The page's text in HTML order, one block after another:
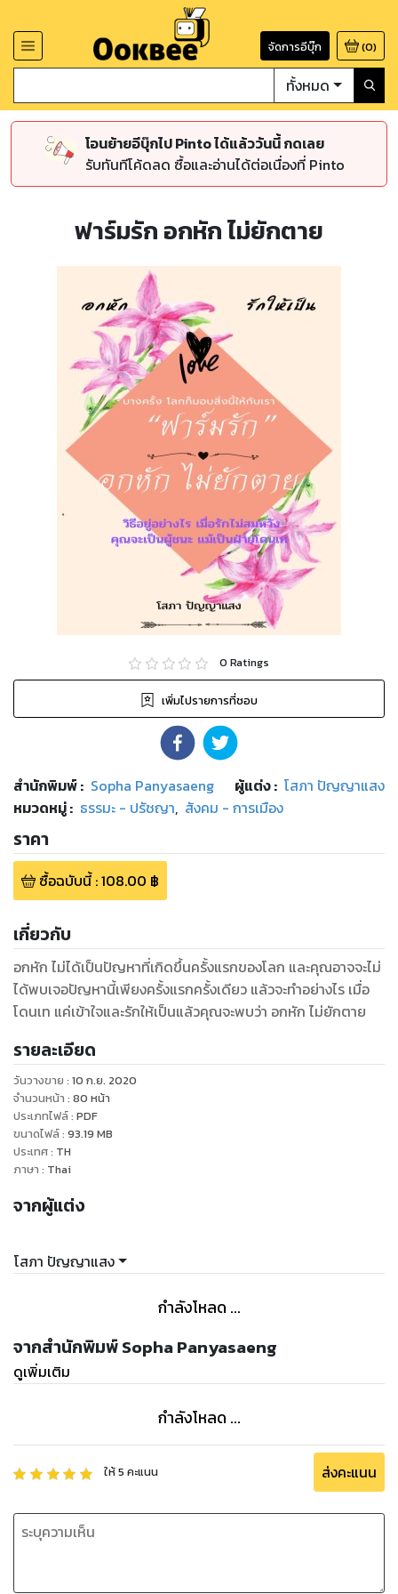
จัดการอีบุ๊ก (0)
ทั้งหมด
โอนย้ายอีบุ๊กไป Pinto ได้แล้ววันนี้ กดเลย
รับทันทีโค้ดลด ซื้อและอ่านได้ต่อเนื่องที่ Pinto
ฟาร์มรัก อกหัก ไม่ยักตาย
0 Ratings
เพิ่มไปรายการที่ชอบ
สำนักพิมพ์: Sopha Panyasaeng ผู้แต่ง : โสภา ปัญญาแสง
หมวดหมู่: ธรรมะ - ปรัชญา, สังคม - การเมือง
ราคา
ซื้อฉบับนี้:108.00 ฿
เกี่ยวกับ
อกหัก ไม่ได้เป็นปัญหาที่เกิดขึ้นครั้งแรกของโลก และคุณอาจจะไม่
ได้พบเจอปัญหานี้เพียงครั้งแรกครั้งเดียว แล้วจะทำอย่างไร เมื่อ
โดนเท แค่เข้าใจและรักให้เป็นแล้วคุณจะพบว่า อกหัก ไม่ยักตาย
รายละเอียด
วันวางขาย : 10 ก.ย. 2020
จำนวนหน้า : 80 หน้า
ประเภทไฟล์: PDF
ขนาดไฟล์: 93.19 MB
ประเทศ: TH
ภาษา : Thai
จากผู้แต่ง
โสภา ปัญญาแสง
กำลังโหลด ...
จากสำนักพิมพ์ Sopha Panyasaeng
ดูเพิ่มเติม
กำลังโหลด ...
ให้5 คะแนน ส่งคะแนน